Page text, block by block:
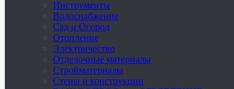
Инструменты
Водоснабжение
Сад и Огород
Отопление
Электричество
Отделочные материалы
Стройматериалы
Стены и конструкции